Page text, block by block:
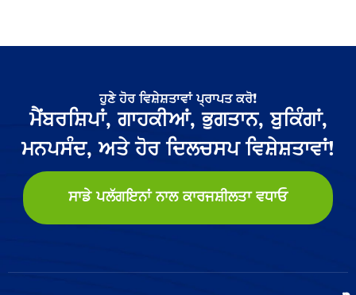
ਹੁਣੇ ਹੋਰ ਵਿਸ਼ੇਸ਼ਤਾਵਾਂ ਪ੍ਰਾਪਤ ਕਰੋ!
ਮੈਂਬਰਸ਼ਿਪਾਂ, ਗਾਹਕੀਆਂ, ਭੁਗਤਾਨ, ਬੁਕਿੰਗਾਂ,
ਮਨਪਸੰਦ, ਅਤੇ ਹੋਰ ਦਿਲਚਸਪ ਵਿਸ਼ੇਸ਼ਤਾਵਾਂ!
ਸਾਡੇ ਪਲੱਗਇਨਾਂ ਨਾਲ ਕਾਰਜਸ਼ੀਲਤਾ ਵਧਾਓ